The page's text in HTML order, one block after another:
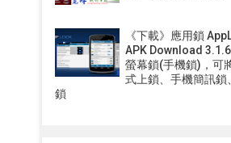
《下載》應用鎖
APK Download
螢幕鎖(手機鎖)，可
式上鎖、手機簡訊鎖
鎖